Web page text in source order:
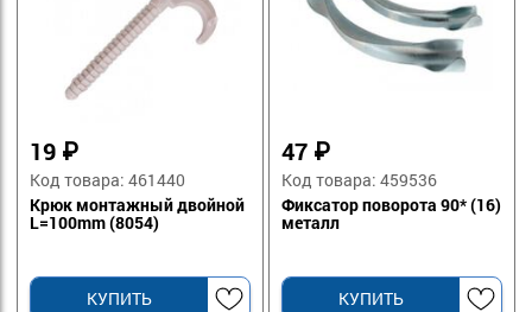
19 ₽
Код товара: 461440
Крюк монтажный двойной
L=100mm (8054)
КУПИТЬ
47 ₽
Код товара: 459536
Фиксатор поворота 90* (16)
металл
КУПИТЬ